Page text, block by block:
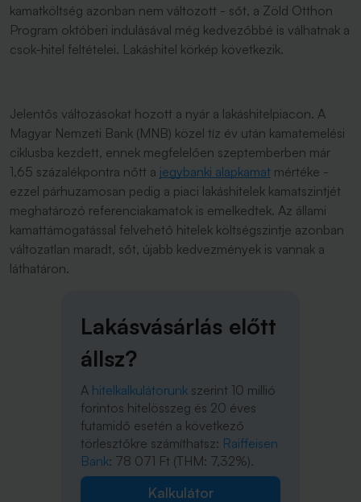
kamatköltség azonban nem változott - sőt, a Zöld Otthon
Program októberi indulásával még kedvezőbbé is válhatnak a
csok-hitel feltételei. Lakáshitel körkép következik.
Jelentős változásokat hozott a nyár a lakáshitelpiacon. A
Magyar Nemzeti Bank (MNB) közel tíz év után kamatemelési
ciklusba kezdett, ennek megfelelően szeptemberben már
1,65 százalékpontra nőtt a jegybanki alapkamat mértéke -
ezzel párhuzamosan pedig a piaci lakáshitelek kamatszintjét
meghatározó referenciakamatok is emelkedtek. Az állami
kamattámogatással felvehető hitelek költségszintje azonban
változatlan maradt, sőt, újabb kedvezmények is vannak a
láthatáron.
Lakásvásárlás előtt
állsz?
A hitelkalkulátorunk szerint 10 millió
forintos hitelösszeg és 20 éves
futamidő esetén a következő
törlesztőkre számíthatsz: Raiffeisen
Bank: 78 071 Ft (THM: 7,32%).
Kalkulátor